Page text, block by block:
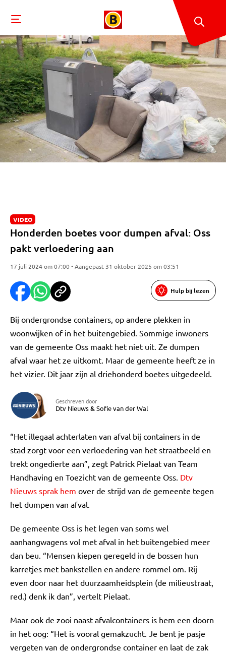
VIDEO
Honderden boetes voor dumpen afval: Oss
pakt verloedering aan
17 juli 2024 om 07:00 • Aangepast 31 oktober 2025 om 03:51
Hulp bij lezen
Bij ondergrondse containers, op andere plekken in
woonwijken of in het buitengebied. Sommige inwoners
van de gemeente Oss maakt het niet uit. Ze dumpen
afval waar het ze uitkomt. Maar de gemeente heeft ze in
het vizier. Dit jaar zijn al driehonderd boetes uitgedeeld.
Geschreven door
Dtv Nieuws&Sofie van der Wal
“Het illegaal achterlaten van afval bij containers in de
stad zorgt voor een verloedering van het straatbeeld en
trekt ongedierte aan”, zegt Patrick Pielaat van Team
Handhaving en Toezicht van de gemeente Oss. Dtv
Nieuws sprak hem over de strijd van de gemeente tegen
het dumpen van afval.
De gemeente Oss is het legen van soms wel
aanhangwagens vol met afval in het buitengebied meer
dan beu. “Mensen kiepen geregeld in de bossen hun
karretjes met bankstellen en andere rommel om. Rij
even door naar het duurzaamheidsplein (de milieustraat,
red.) denk ik dan”, vertelt Pielaat.
Maar ook de zooi naast afvalcontainers is hem een doorn
in het oog: “Het is vooral gemakzucht. Je bent je pasje
vergeten van de ondergrondse container en laat de zak